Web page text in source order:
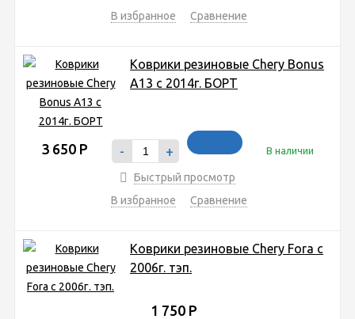
В избранное
Сравнение
Коврики резиновые Chery Bonus
A13 с 2014г. БОРТ
3 650 Р - + В наличии
Быстрый просмотр
В избранное
Сравнение
Коврики резиновые Chery Fora с
2006г. тэп.
1 750 Р